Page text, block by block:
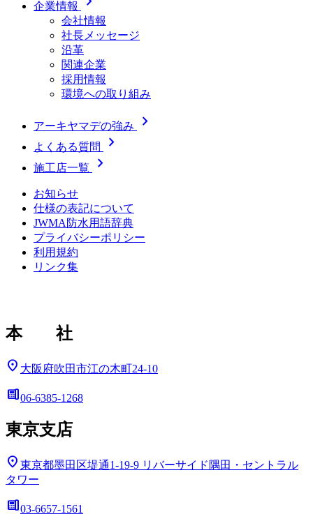
企業情報
会社情報
社長メッセージ
沿革
関連企業
採用情報
環境への取り組み
アーキヤマデの強み chevron_right
よくある質問 chevron_right
施工店一覧 chevron_right
お知らせ
仕様の表記について
JWMA防水用語辞典
プライバシーポリシー
利用規約
リンク集
本 社
location_on 大阪府吹田市江の木町24-10
deskphone06-6385-1268
東京支店
location_on 東京都墨田区堤通1-19-9 リバーサイド隅田・セントラル
タワー
deskphone03-6657-1561